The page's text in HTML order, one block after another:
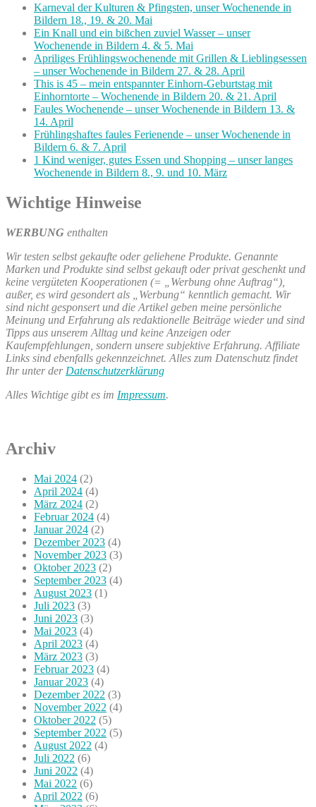
Karneval der Kulturen & Pfingsten, unser Wochenende in
Bildern 18., 19. & 20. Mai
Ein Knall und ein bißchen zuviel Wasser – unser
Wochenende in Bildern 4. & 5. Mai
Apriliges Frühlingswochenende mit Grillen & Lieblingsessen
– unser Wochenende in Bildern 27. & 28. April
This is 45 – mein entspannter Einhorn-Geburtstag mit
Einhorntorte – Wochenende in Bildern 20. & 21. April
Faules Wochenende – unser Wochenende in Bildern 13. &
14. April
Frühlingshaftes faules Ferienende – unser Wochenende in
Bildern 6. & 7. April
1 Kind weniger, gutes Essen und Shopping – unser langes
Wochenende in Bildern 8., 9. und 10. März
Wichtige Hinweise
WERBUNG enthalten
Wir testen selbst gekaufte oder geliehene Produkte. Genannte
Marken und Produkte sind selbst gekauft oder privat geschenkt und
keine vergüteten Kooperationen (= „Werbung ohne Auftrag“),
außer, es wird gesondert als „Werbung“ kenntlich gemacht. Wir
sind nicht gesponsert und die Artikel geben meine persönliche
Meinung und Erfahrung als redaktionelle Beiträge wieder und sind
Tipps aus unserem Alltag und keine Anzeigen oder
Kaufempfehlungen, sondern unsere subjektive Erfahrung. Affiliate
Links sind ebenfalls gekennzeichnet. Alles zum Datenschutz findet
Ihr unter der Datenschutzerklärung
Alles Wichtige gibt es im Impressum.
Archiv
Mai 2024 (2)
April 2024 (4)
März 2024 (2)
Februar 2024 (4)
Januar 2024 (2)
Dezember 2023 (4)
November 2023 (3)
Oktober 2023 (2)
September 2023 (4)
August 2023 (1)
Juli 2023 (3)
Juni 2023 (3)
Mai 2023 (4)
April 2023 (4)
März 2023 (3)
Februar 2023 (4)
Januar 2023 (4)
Dezember 2022 (3)
November 2022 (4)
Oktober 2022 (5)
September 2022 (5)
August 2022 (4)
Juli 2022 (6)
Juni 2022 (4)
Mai 2022 (6)
April 2022 (6)